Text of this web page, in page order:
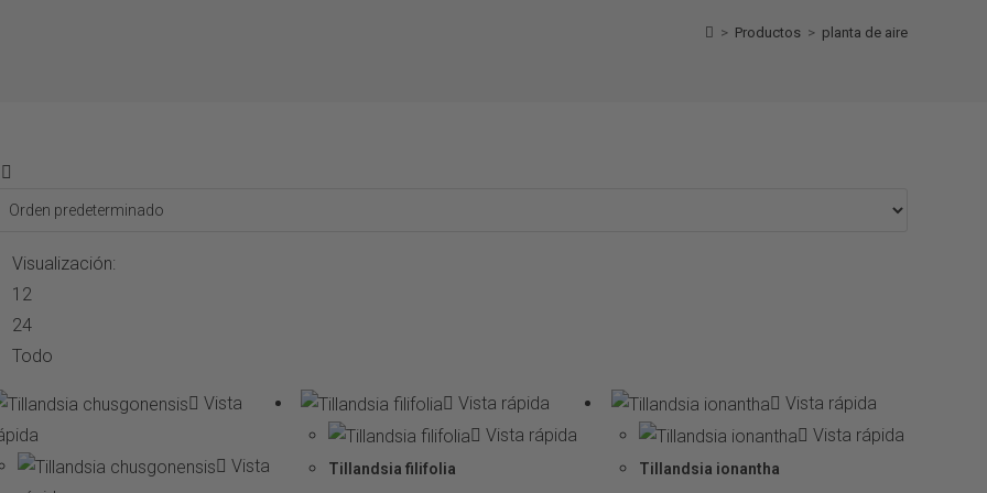
> Productos > planta de aire
Visualización:
12
24
Todo
Vista
Vista
Vista rápida
Vista rápida
Tillandsia filifolia
Vista rápida
Vista rápida
Tillandsia ionantha